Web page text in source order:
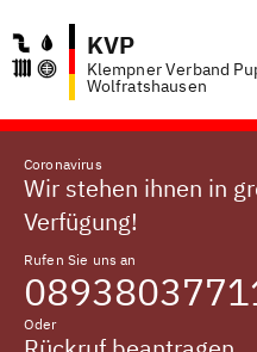
KVP
Klempner Verband
Wolfratshausen
Coronavirus
Wir stehen ihnen in
Verfügung!
Rufen Sie uns an
Oder